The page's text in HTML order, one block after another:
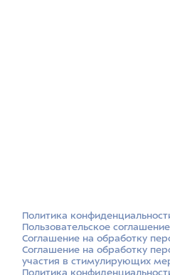
Политика
Пользовательское соглашение
Соглашение на обработку
Соглашение на обработку
участия в стимулирующих
Политика